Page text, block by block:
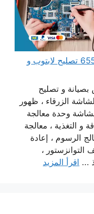
مهندس كمبيوتر الصليبية 65511033 تصليح لابتوب و
بصيانة و تصليح
الزرقاء ، ظهور
وحدة معالجة
و التغذية ، معالجة
الرسوم ، إعادة
التوانزستور ،
... اقرأ المزيد